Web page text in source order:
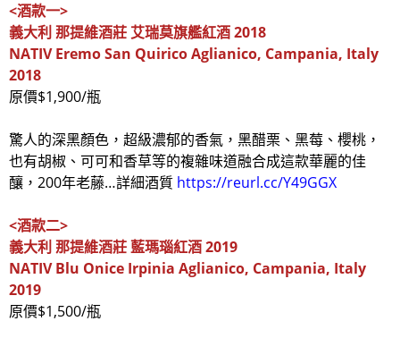
<酒款一>
義大利 那提維酒莊 艾瑞莫旗艦紅酒2018
NATIV Eremo San QuiricoAglianico, Campania, Italy
2018
原價$1,900/瓶
驚人的深黑顏色，超級濃郁的香氣，黑醋栗、黑莓、櫻桃，
也有胡椒、可可和香草等的複雜味道融合成這款華麗的佳
釀，200年老藤…詳細酒質 https://reurl.cc/Y49GGX
<酒款二>
義大利 那提維酒莊藍瑪瑙紅酒2019
NATIV Blu Onice Irpinia Aglianico, Campania, Italy
2019
原價$1,500/瓶